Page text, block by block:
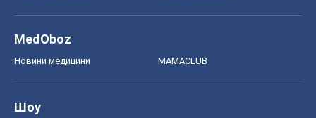
MedOboz
Новини медицини MAMACLUB
Шоу